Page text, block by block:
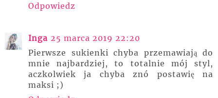
Odpowiedz
Inga 25 marca 2019 22:20
Pierwsze sukienki chyba przemawiają do
mnie najbardziej, to totalnie mój styl,
aczkolwiek ja chyba znó postawię na
maksi ;)